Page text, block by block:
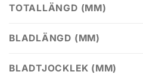
TOTALLÄNGD (MM)
BLADLÄNGD (MM)
BLADTJOCKLEK (MM)